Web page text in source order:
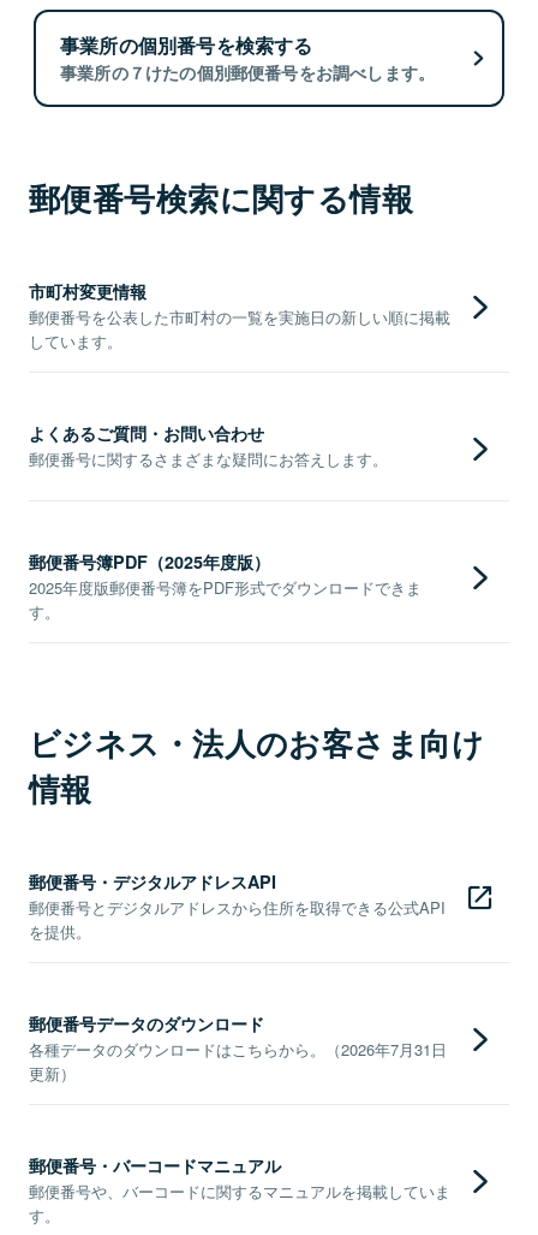
事業所の個別番号を検索する
事業所の７けたの個別郵便番号をお調べします。
郵便番号検索に関する情報
市町村変更情報
郵便番号を公表した市町村の一覧を実施日の新しい順に掲載
しています。
よくあるご質問・お問い合わせ
郵便番号に関するさまざまな疑問にお答えします。
郵便番号簿PDF（2025年度版）
2025年度版郵便番号簿をPDF形式でダウンロードできま
す。
ビジネス・法人のお客さま向け
情報
郵便番号・デジタルアドレスAPI
郵便番号とデジタルアドレスから住所を取得できる公式API
を提供。
郵便番号データのダウンロード
各種データのダウンロードはこちらから。（2026年7月31日
更新）
郵便番号・バーコードマニュアル
郵便番号や、バーコードに関するマニュアルを掲載していま
す。